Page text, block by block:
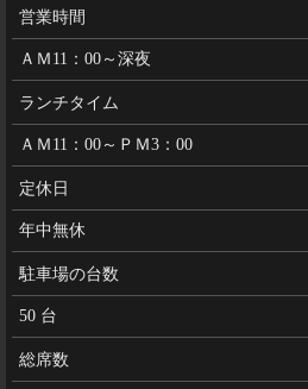
営業時間
ＡＭ11：00～深夜
ランチタイム
ＡＭ11：00～ＰＭ3：00
定休日
年中無休
駐車場の台数
50 台
総席数